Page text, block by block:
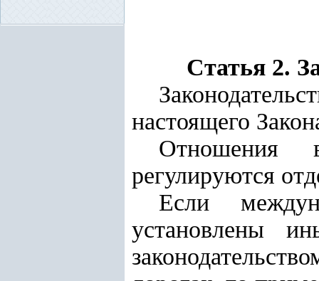
Статья 2.
настоящего
Отношения
регулируются
Если
установлены